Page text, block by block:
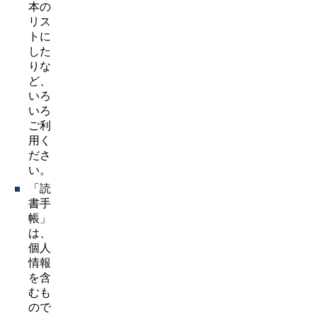
本の
リス
トに
した
りな
ど、
いろ
いろ
ご利
用く
ださ
い。
「読
書手
帳」
は、
個人
情報
を含
むも
ので